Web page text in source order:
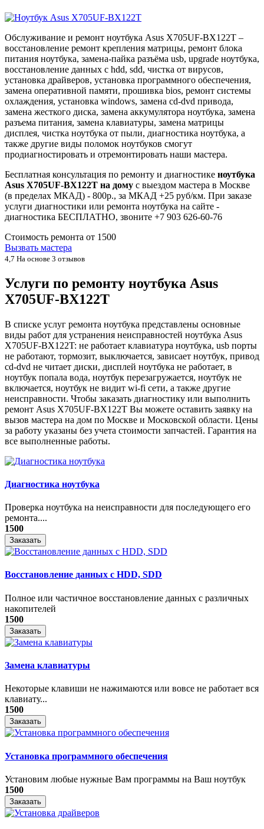
Обслуживание и ремонт ноутбука Asus X705UF-BX122T –
восстановление ремонт крепления матрицы, ремонт блока
питания ноутбука, замена-пайка разъёма usb, upgrade ноутбука,
восстановление данных с hdd, sdd, чистка от вирусов,
установка драйверов, установка программного обеспечения,
замена оперативной памяти, прошивка bios, ремонт системы
охлаждения, установка windows, замена cd-dvd привода,
замена жесткого диска, замена аккумулятора ноутбука, замена
разъема питания, замена клавиатуры, замена матрицы
дисплея, чистка ноутбука от пыли, диагностика ноутбука, а
также другие виды поломок ноутбуков смогут
продиагностировать и отремонтировать наши мастера.
Бесплатная консультация по ремонту и диагностике ноутбука
Asus X705UF-BX122T на дому с выездом мастера в Москве
(в пределах МКАД) - 800р., за МКАД +25 руб/км. При заказе
услуги диагностики или ремонта ноутбука на сайте -
диагностика БЕСПЛАТНО, звоните +7 903 626-60-76
Стоимость ремонта от 1500
Вызвать мастера
4,7 На основе 3 отзывов
Услуги по ремонту ноутбука Asus
X705UF-BX122T
В списке услуг ремонта ноутбука представлены основные
виды работ для устранения неисправностей ноутбука Asus
X705UF-BX122T: не работает клавиатура ноутбука, usb порты
не работают, тормозит, выключается, зависает ноутбук, привод
cd-dvd не читает диски, дисплей ноутбука не работает, в
ноутбук попала вода, ноутбук перезагружается, ноутбук не
включается, ноутбук не видит wi-fi сети, а также другие
неисправности. Чтобы заказать диагностику или выполнить
ремонт Asus X705UF-BX122T Вы можете оставить заявку на
вызов мастера на дом по Москве и Московской области. Цены
за работу указаны без учета стоимости запчастей. Гарантия на
все выполненные работы.
Диагностика ноутбука
Проверка ноутбука на неисправности для последующего его
ремонта....
1500
Заказать
Восстановление данных с HDD, SDD
Полное или частичное восстановление данных с различных
накопителей
1500
Заказать
Замена клавиатуры
Некоторые клавиши не нажимаются или вовсе не работает вся
клавиату...
1500
Заказать
Установка программного обеспечения
Установим любые нужные Вам программы на Ваш ноутбук
1500
Заказать